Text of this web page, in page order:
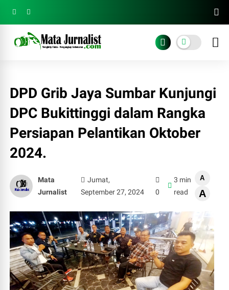
DPD Grib Jaya Sumbar Kunjungi
DPC Bukittinggi dalam Rangka
Persiapan Pelantikan Oktober
2024.
Mata
Jurnalist
Jumat,
September 27, 2024
0
3 min
read
A
A